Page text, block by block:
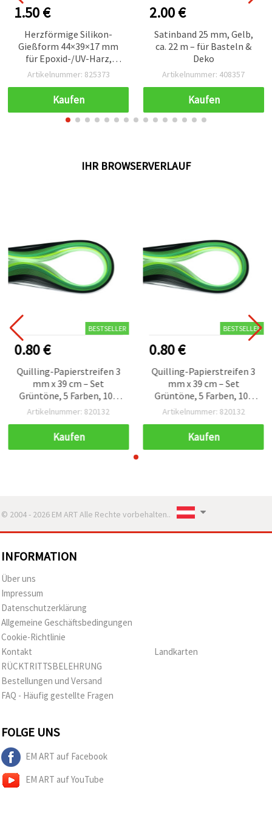
1.50 €
Herzförmige Silikon-
Gießform 44×39×17 mm
für Epoxid-/UV-Harz,
Seife, Ton & Gips –
wiederverwendbar – DIY-
Basteln, Schmuck- &
Schlüsselanhänger-
Artikelnummer: 825373
Kaufen
2.00 €
Satinband 25 mm, Gelb,
ca. 22 m – für Basteln &
Deko
Artikelnummer: 408357
Kaufen
IHR BROWSERVERLAUF
BESTSELLER
0.80 €
Quilling-Papierstreifen 3
mm x 39 cm – Set
Grüntöne, 5 Farben, 100
Stück, gemischt
Artikelnummer: 820132
Kaufen
BESTSELLER
0.80 €
Quilling-Papierstreifen 3
mm x 39 cm – Set
Grüntöne, 5 Farben, 100
Stück, gemischt
Artikelnummer: 820132
Kaufen
© 2004 - 2026 EM ART Alle Rechte vorbehalten..
INFORMATION
Über uns
Impressum
Datenschutzerklärung
Allgemeine Geschäftsbedingungen
Cookie-Richtlinie
Kontakt
RÜCKTRITTSBELEHRUNG
Bestellungen und Versand
FAQ - Häufig gestellte Fragen
Landkarten
FOLGE UNS
EM ART auf Facebook
EM ART auf YouTube